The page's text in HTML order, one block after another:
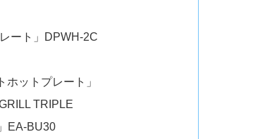
ート」DPWH-2C
ットプレート」
TRIPLE
EA-BU30